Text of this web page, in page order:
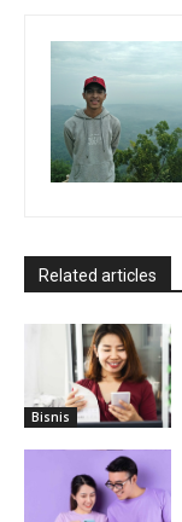
Related articles
Bisnis